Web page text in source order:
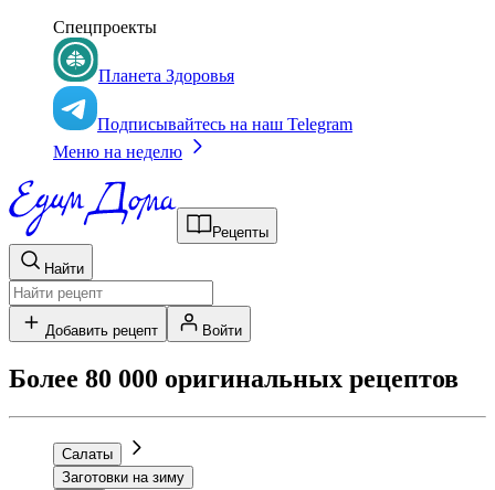
Спецпроекты
Планета Здоровья
Подписывайтесь на наш Telegram
Меню на неделю
Рецепты
Найти
Добавить рецепт Войти
Более 80 000 оригинальных рецептов
Салаты
Заготовки на зиму